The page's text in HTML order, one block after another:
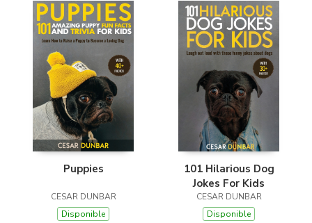
Puppies
CESAR DUNBAR
Disponible
101 Hilarious Dog
Jokes For Kids
CESAR DUNBAR
Disponible